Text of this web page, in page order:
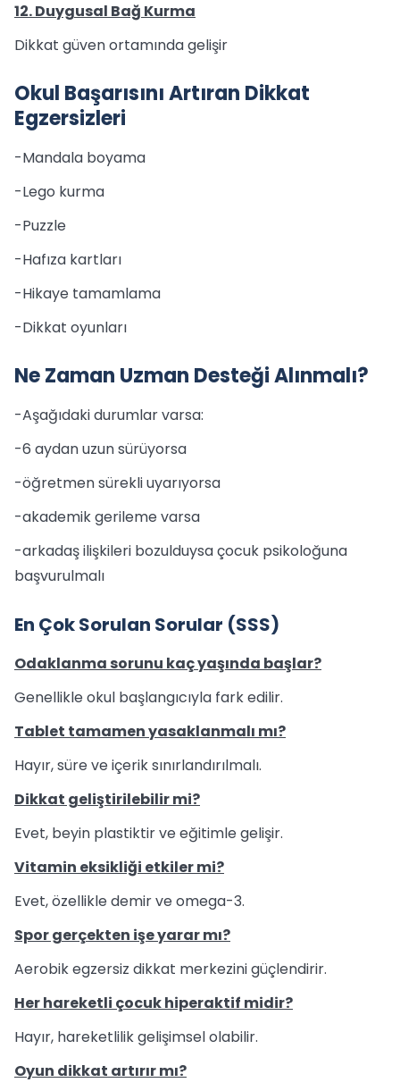
12. Duygusal Bağ Kurma
Dikkat güven ortamında gelişir
Okul Başarısını Artıran Dikkat
Egzersizleri
-Mandala boyama
-Lego kurma
-Puzzle
-Hafıza kartları
-Hikaye tamamlama
-Dikkat oyunları
Ne Zaman Uzman Desteği Alınmalı?
-Aşağıdaki durumlar varsa:
-6 aydan uzun sürüyorsa
-öğretmen sürekli uyarıyorsa
-akademik gerileme varsa
-arkadaş ilişkileri bozulduysa çocuk psikoloğuna
başvurulmalı
En Çok Sorulan Sorular (SSS)
Odaklanma sorunu kaç yaşında başlar?
Genellikle okul başlangıcıyla fark edilir.
Tablet tamamen yasaklanmalı mı?
Hayır, süre ve içerik sınırlandırılmalı.
Dikkat geliştirilebilir mi?
Evet, beyin plastiktir ve eğitimle gelişir.
Vitamin eksikliği etkiler mi?
Evet, özellikle demir ve omega-3.
Spor gerçekten işe yarar mı?
Aerobik egzersiz dikkat merkezini güçlendirir.
Her hareketli çocuk hiperaktif midir?
Hayır, hareketlilik gelişimsel olabilir.
Oyun dikkat artırır mı?